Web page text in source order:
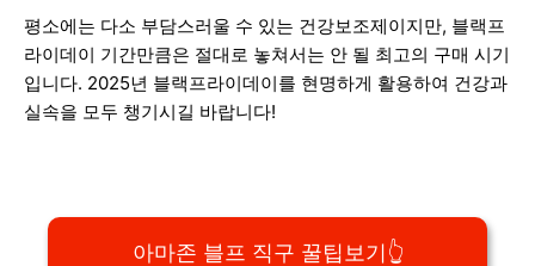
평소에는 다소 부담스러울 수 있는 건강보조제이지만, 블랙프
라이데이 기간만큼은 절대로 놓쳐서는 안 될 최고의 구매 시기
입니다. 2025년 블랙프라이데이를 현명하게 활용하여 건강과
실속을 모두 챙기시길 바랍니다!
아마존 블프 직구 꿀팁보기👆